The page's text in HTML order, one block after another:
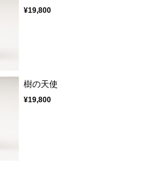
¥19,800
樹の天使
¥19,800